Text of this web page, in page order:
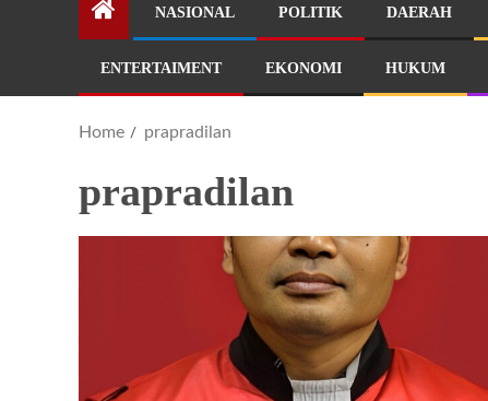
NASIONAL POLITIK DAERAH
ENTERTAIMENT EKONOMI HUKUM
Home prapradilan
prapradilan